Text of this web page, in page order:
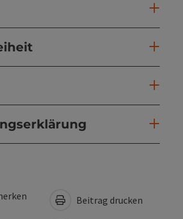
Beitrag drucken